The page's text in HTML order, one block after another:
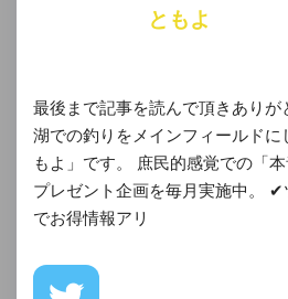
ともよ
最後まで記事を読んで頂きありが
湖での釣りをメインフィールドに
もよ」です。 庶民的感覚での「
プレゼント企画を毎月実施中。
でお得情報アリ